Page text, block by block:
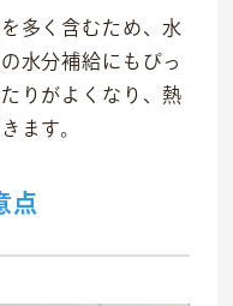
多く含むため、水
水分補給にもぴっ
りがよくなり、熱
ます。
点